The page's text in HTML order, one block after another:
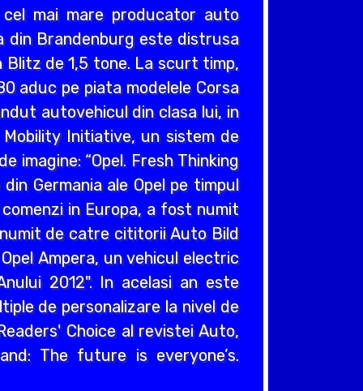
mai mare producator auto
din Brandenburg este distrusa
Blitz de 1,5 tone. La scurt timp,
aduc pe piata modelele Corsa
autovehicul din clasa lui, in
Mobility Initiative, un sistem de
imagine: “Opel. Fresh Thinking
Germania ale Opel pe timpul
in Europa, a fost numit
numit de catre cititorii Auto Bild
Ampera, un vehicul electric
2012". In acelasi an este
de personalizare la nivel de
Choice al revistei Auto,
The future is everyone’s.